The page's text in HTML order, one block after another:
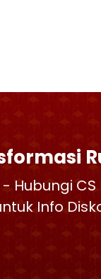
- Hubungi
Info